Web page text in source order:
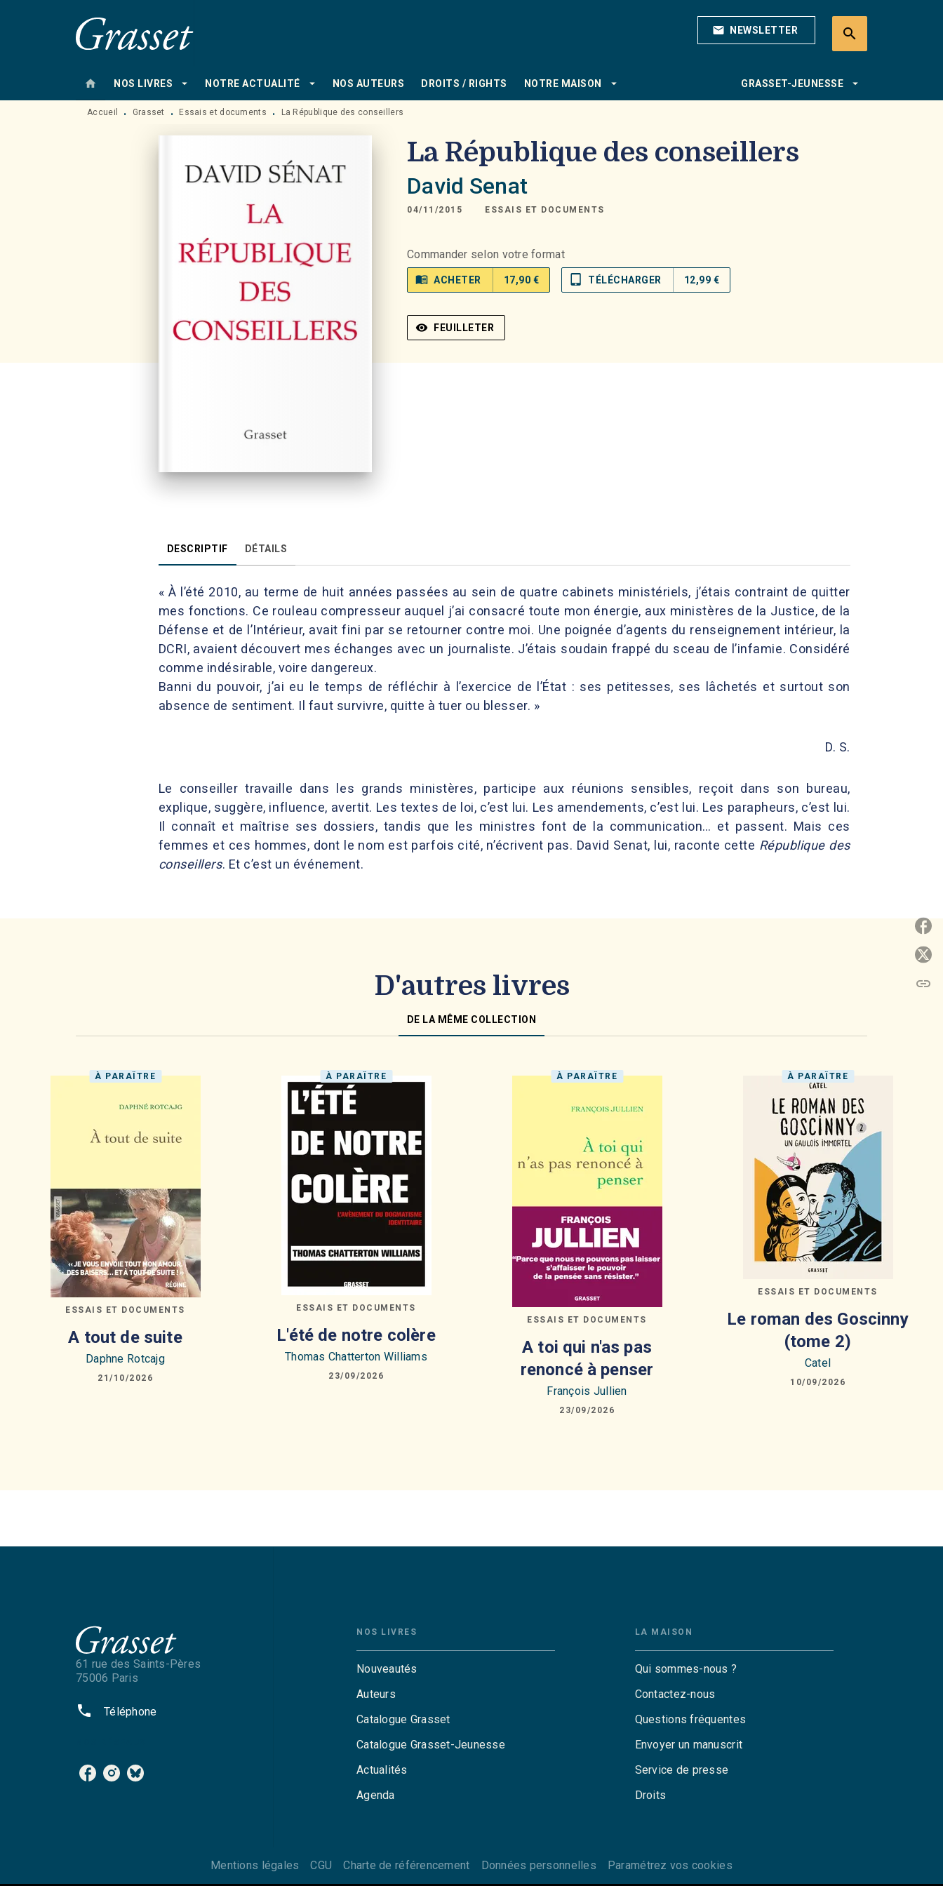
MENU RECHERCHE mail NEWSLETTER search
home NOS LIVRES arrow_drop_down NOTRE ACTUALITÉ arrow_drop_down NOS AUTEURS DROITS / RIGHTS NOTRE MAISON arrow_drop_down GRASSET-JEUNESSE arrow_drop_down
Accueil • Grasset • Essais et documents • La République des conseillers
La République des conseillers
David Senat
04/11/2015 ESSAIS ET DOCUMENTS
Commander selon votre format
menu_book ACHETER 17,90 € tablet_mac TÉLÉCHARGER 12,99 €
visibility FEUILLETER
DESCRIPTIF DÉTAILS
« À l’été 2010, au terme de huit années passées au sein de quatre cabinets ministériels, j’étais contraint de quitter
mes fonctions. Ce rouleau compresseur auquel j’ai consacré toute mon énergie, aux ministères de la Justice, de la
Défense et de l’Intérieur, avait fini par se retourner contre moi. Une poignée d’agents du renseignement intérieur, la
DCRI, avaient découvert mes échanges avec un journaliste. J’étais soudain frappé du sceau de l’infamie. Considéré
comme indésirable, voire dangereux.
Banni du pouvoir, j’ai eu le temps de réfléchir à l’exercice de l’État : ses petitesses, ses lâchetés et surtout son
absence de sentiment. Il faut survivre, quitte à tuer ou blesser. »
D. S.
Le conseiller travaille dans les grands ministères, participe aux réunions sensibles, reçoit dans son bureau,
explique, suggère, influence, avertit. Les textes de loi, c’est lui. Les amendements, c’est lui. Les parapheurs, c’est lui.
Il connaît et maîtrise ses dossiers, tandis que les ministres font de la communication… et passent. Mais ces
femmes et ces hommes, dont le nom est parfois cité, n’écrivent pas. David Senat, lui, raconte cette République des
conseillers. Et c’est un événement.
D'autres livres
DE LA MÊME COLLECTION
À PARAÎTRE
ESSAIS ET DOCUMENTS
A tout de suite
Daphne Rotcajg
21/10/2026
À PARAÎTRE
ESSAIS ET DOCUMENTS
L'été de notre colère
Thomas Chatterton Williams
23/09/2026
À PARAÎTRE
ESSAIS ET DOCUMENTS
A toi qui n'as pas
renoncé à penser
François Jullien
23/09/2026
À PARAÎTRE
ESSAIS ET DOCUMENTS
Le roman des Goscinny
(tome 2)
Catel
10/09/2026
link
61 rue des Saints-Pères
75006 Paris
phone Téléphone
NOS LIVRES
Nouveautés
Auteurs
Catalogue Grasset
Catalogue Grasset-Jeunesse
Actualités
Agenda
LA MAISON
Qui sommes-nous ?
Contactez-nous
Questions fréquentes
Envoyer un manuscrit
Service de presse
Droits
Mentions légales CGU Charte de référencement Données personnelles Paramétrez vos cookies